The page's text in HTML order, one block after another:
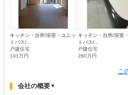
キッチン・台所/浴室・ユニッ
トバス/...
戸建住宅
191万円
キッチン・台所/浴室
トバス/...
戸建住宅
280万円
こ
会社の概要▼